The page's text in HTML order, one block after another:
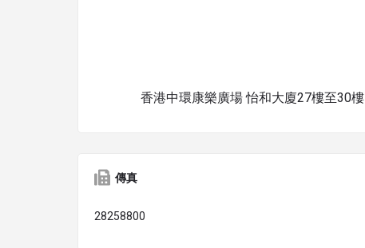
香港中環康樂廣場 怡和大廈27樓至30樓
傳真
28258800